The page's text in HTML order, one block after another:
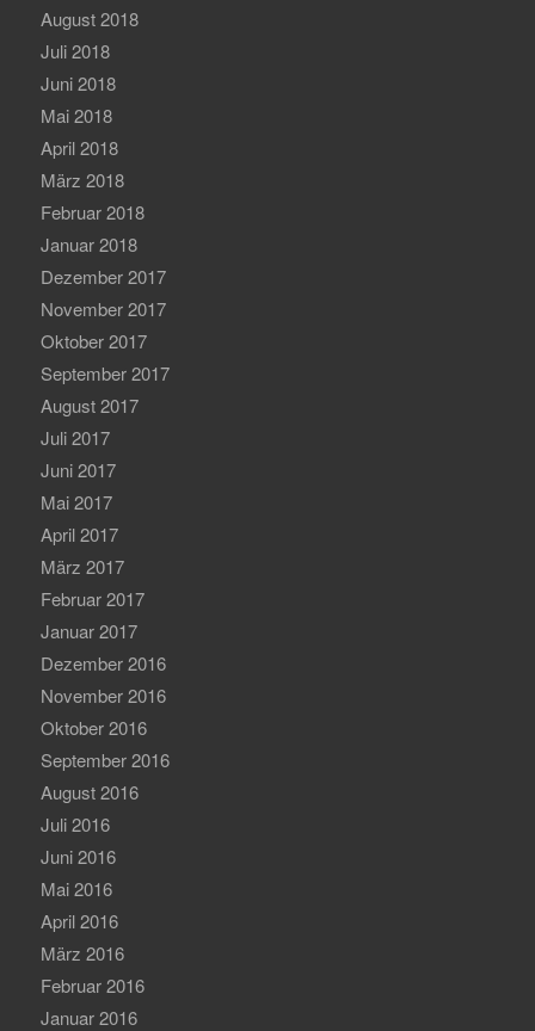
August 2018
Juli 2018
Juni 2018
Mai 2018
April 2018
März 2018
Februar 2018
Januar 2018
Dezember 2017
November 2017
Oktober 2017
September 2017
August 2017
Juli 2017
Juni 2017
Mai 2017
April 2017
März 2017
Februar 2017
Januar 2017
Dezember 2016
November 2016
Oktober 2016
September 2016
August 2016
Juli 2016
Juni 2016
Mai 2016
April 2016
März 2016
Februar 2016
Januar 2016